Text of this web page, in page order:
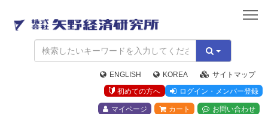
矢
野
経
済
研
究
所
ENGLISH KOREA
サイトマップ
初めての方へ
ログイン・メンバー登録
マイページ カート お問い合わせ